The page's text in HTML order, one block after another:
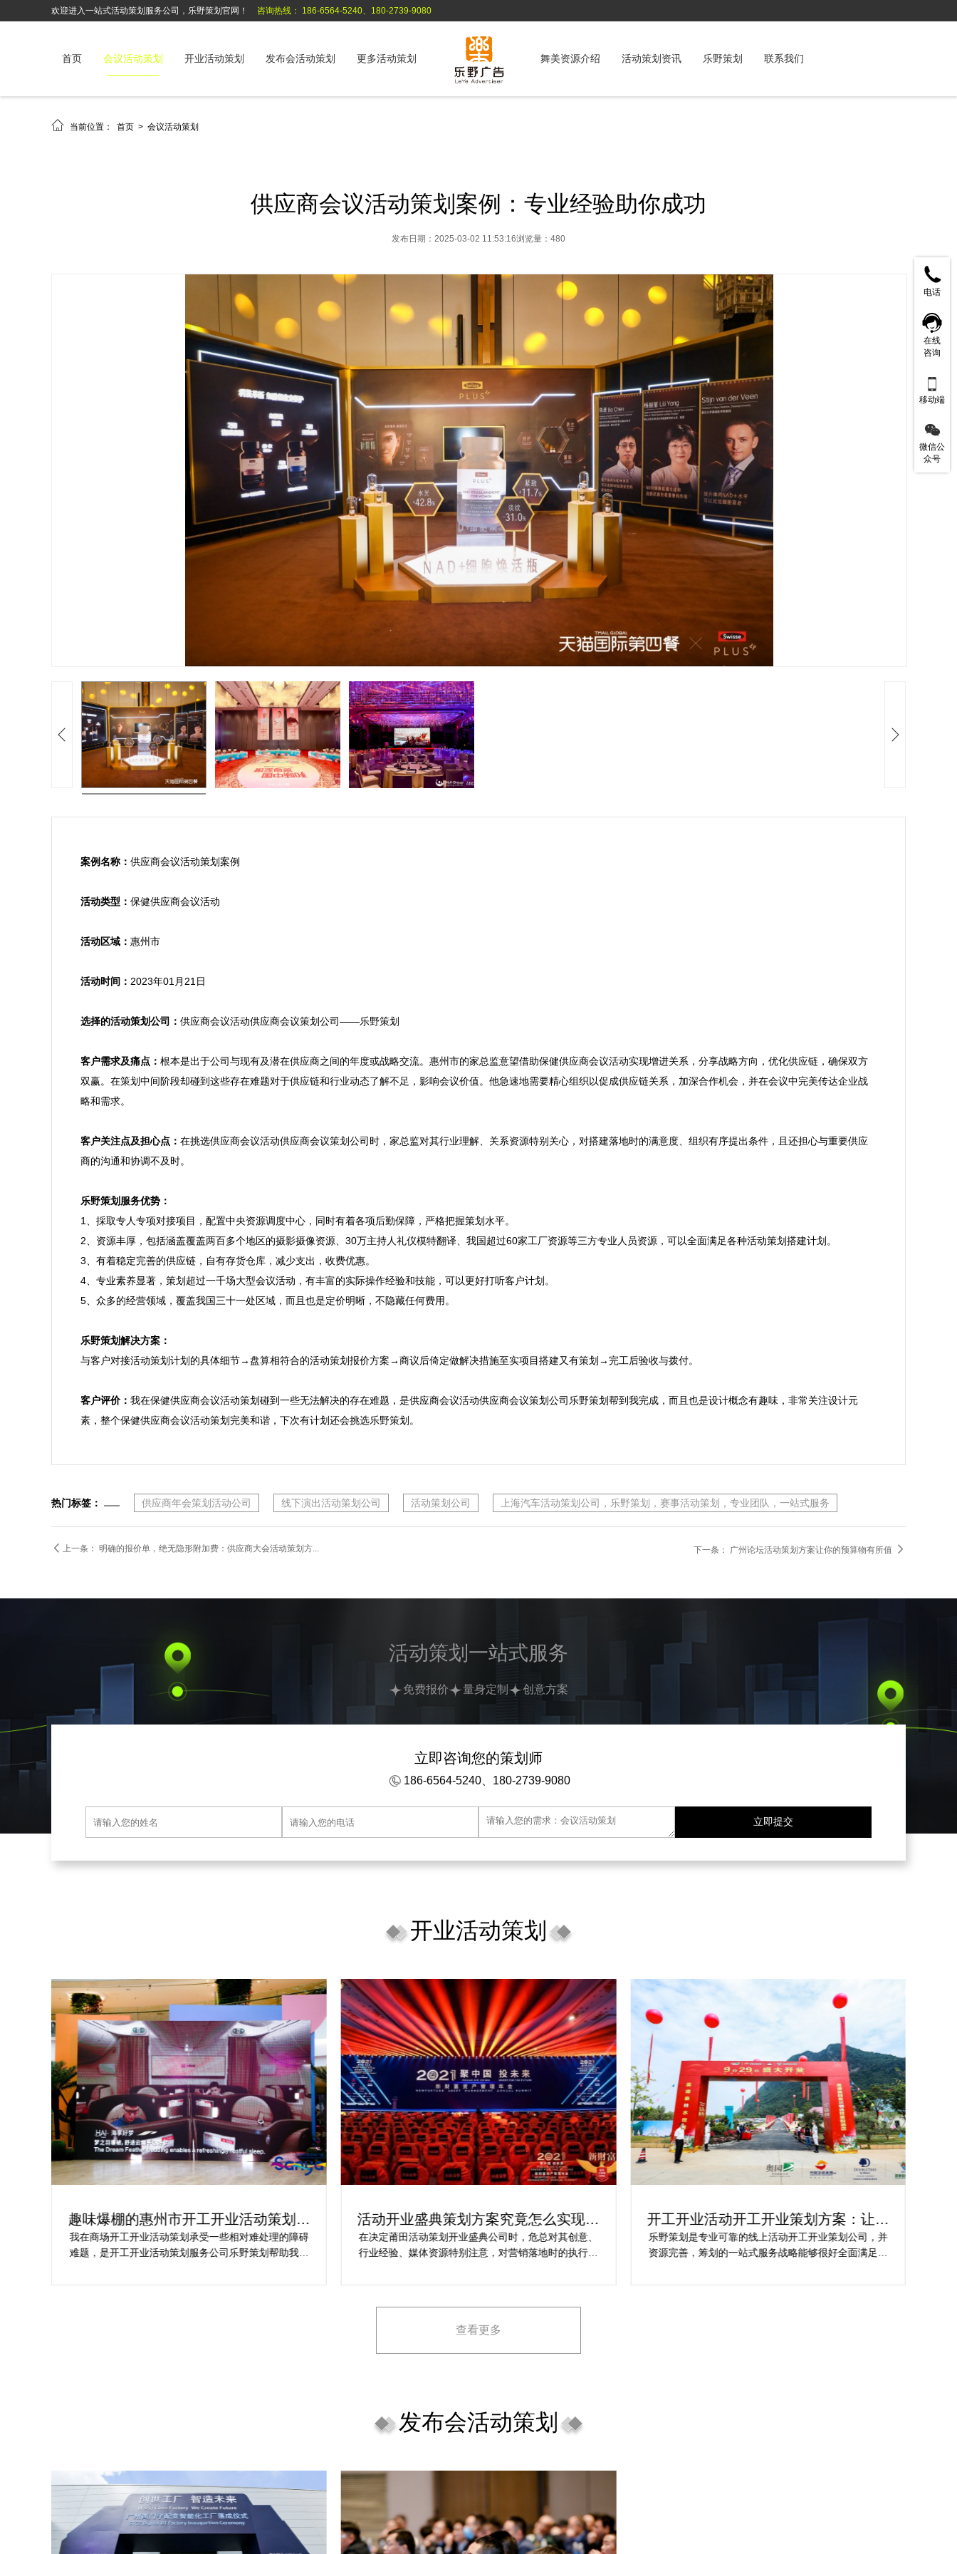
欢迎进入一站式活动策划服务公司，乐野策划官网！ 咨询热线： 186-6564-5240、180-2739-9080
首页 会议活动策划 开业活动策划 发布会活动策划 更多活动策划 舞美资源介绍 活动策划资讯 乐野策划 联系我们
 当前位置： 首页 > 会议活动策划
供应商会议活动策划案例：专业经验助你成功
发布日期：2025-03-02 11:53:16浏览量：480
案例名称： 供应商会议活动策划案例
活动类型： 保健供应商会议活动
活动区域： 惠州市
活动时间： 2023年01月21日
选择的活动策划公司： 供应商会议活动供应商会议策划公司——乐野策划
客户需求及痛点： 根本是出于公司与现有及潜在供应商之间的年度或战略交流。惠州市的家总监意望借助保健供应商会议活动实现增进关系，分享战略方向，优化供应链，确保双方
双赢。在策划中间阶段却碰到这些存在难题对于供应链和行业动态了解不足，影响会议价值。他急速地需要精心组织以促成供应链关系，加深合作机会，并在会议中完美传达企业战
略和需求。
客户关注点及担心点： 在挑选供应商会议活动供应商会议策划公司时，家总监对其行业理解、关系资源特别关心，对搭建落地时的满意度、组织有序提出条件，且还担心与重要供应
商的沟通和协调不及时。
乐野策划服务优势：
1、採取专人专项对接项目，配置中央资源调度中心，同时有着各项后勤保障，严格把握策划水平。
2、资源丰厚，包括涵盖覆盖两百多个地区的摄影摄像资源、30万主持人礼仪模特翻译、我国超过60家工厂资源等三方专业人员资源，可以全面满足各种活动策划搭建计划。
3、有着稳定完善的供应链，自有存货仓库，减少支出，收费优惠。
4、专业素养显著，策划超过一千场大型会议活动，有丰富的实际操作经验和技能，可以更好打听客户计划。
5、众多的经营领域，覆盖我国三十一处区域，而且也是定价明晰，不隐藏任何费用。
乐野策划解决方案：
与客户对接活动策划计划的具体细节→盘算相符合的活动策划报价方案→商议后倚定做解决措施至实项目搭建又有策划→完工后验收与拨付。
客户评价： 我在保健供应商会议活动策划碰到一些无法解决的存在难题，是供应商会议活动供应商会议策划公司乐野策划帮到我完成，而且也是设计概念有趣味，非常关注设计元
素，整个保健供应商会议活动策划完美和谐，下次有计划还会挑选乐野策划。
热门标签： 供应商年会策划活动公司 线下演出活动策划公司 活动策划公司 上海汽车活动策划公司，乐野策划，赛事活动策划，专业团队，一站式服务
 上一条： 明确的报价单，绝无隐形附加费：供应商大会活动策划方... 下一条： 广州论坛活动策划方案让你的预算物有所值 
活动策划一站式服务
免费报价 量身定制 创意方案
立即咨询您的策划师
186-6564-5240、180-2739-9080
开业活动策划
趣味爆棚的惠州市开工开业活动策划方
案精选
我在商场开工开业活动策划承受一些相对难处理的障碍
难题，是开工开业活动策划服务公司乐野策划帮助我完
场开工开业活动策划堪称完美，下次有计划还会选择乐
活动开业盛典策划方案究竟怎么实现梦
想活动
在决定莆田活动策划开业盛典公司时，危总对其创意、
行业经验、媒体资源特别注意，对营销落地时的执行一
理念理解不足，导致宣传方案不匹配。
开工开业活动开工开业策划方案：让你
的活动与众不同
乐野策划是专业可靠的线上活动开工开业策划公司，并
资源完善，筹划的一站式服务战略能够很好全面满足我
场开工开业活动策划，预备推荐给须要寻觅线上活动开
查看更多
发布会活动策划
电话
在线
咨询

移动端

微信公
众号